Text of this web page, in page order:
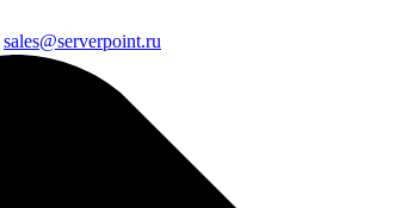
sales@serverpoint.ru